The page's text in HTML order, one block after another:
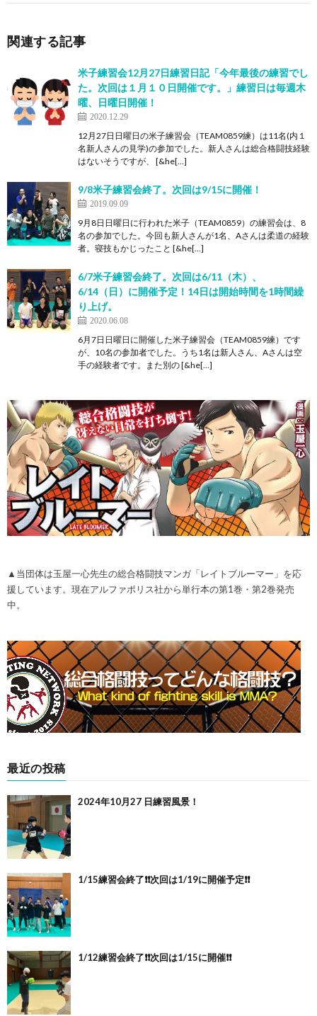
関連する記事
米子練習会12月27日練習日記「今年最後の練習でし
た。次回は１月１０日開催です。」練習日は毎週木
曜、日曜日開催！
2020.12.29
12月27日日曜日の米子練習会（TEAM0859練）は11名(内１
名新人さんの見学)の参加でした。新人さんは総合格闘技経験
はないそうですが、 [&he[…]
9/8米子練習会終了。次回は9/15に開催！
2019.09.09
9月8日日曜日に行われた米子（TEAM0859）の練習会は、8
名の参加でした。今回も新人さんが1名、Aさんは柔道の経験
者。寝技もかじったこと [&he[…]
6/7米子練習会終了。次回は6/11（木）、
6/14（日）に開催予定！14日は開始時間を1時間繰
り上げ。
2020.06.08
6月7日日曜日に開催した米子練習会（TEAM0859練）です
が、10名の参加者でした。うち1名は新人さん、Aさんは空
手の経験者です。また別の [&he[…]
▲当団体は玉屋一心先生の総合格闘技マンガ「レイトブルーマー」を応
援しています。現在アルファポリス社から単行本の第1巻・第2巻発売
中。
最近の投稿
2024年10月27 日練習風景！
1/15練習会終了❗️❗️次回は1/19に開催予定❗️❗️
1/12練習会終了❗️❗️次回は1/15に開催❗️❗️